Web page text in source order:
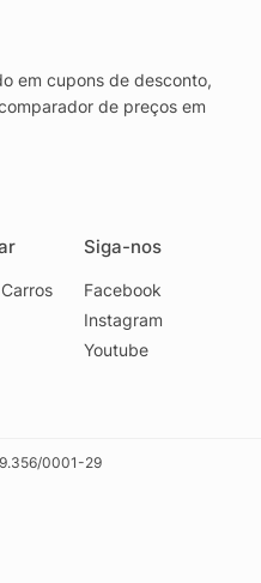
em cupons de desconto,
de preços em
Siga-nos
Facebook
Instagram
Youtube
0001-29